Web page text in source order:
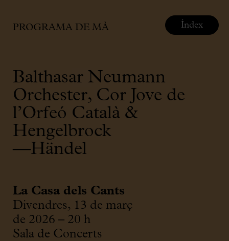
PROGRAMA DE MÀ
Balthasar Neumann
Orchester, Cor Jove de
l’Orfeó Català &
Hengelbrock
—Händel
La Casa dels Cants
Divendres, 13 de març
de 2026 – 20 h
Sala de Concerts
Índex